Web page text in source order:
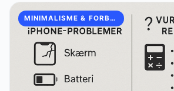
MINIMALISME & FORBRUGSVANER